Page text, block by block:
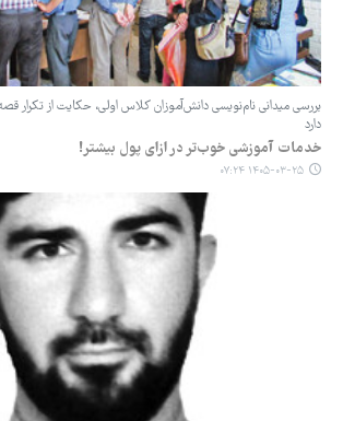
بررسی میدانی ‌نام‌نویسی دانش‌آموزان کلاس اولی، حکایت از تکرار
دارد
خدمات آموزشی خوب‌تر در ازای پول بیشتر!
۱۴۰۵-۰۳-۲۵ ۰۷:۲۴